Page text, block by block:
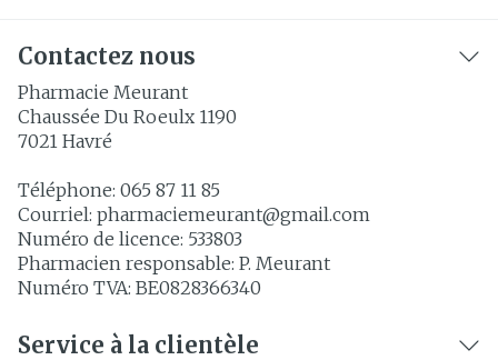
Contactez nous
Pharmacie Meurant
Chaussée Du Roeulx 1190
7021 Havré
Téléphone: 065 87 11 85
Courriel: pharmaciemeurant@gmail.com
Numéro de licence: 533803
Pharmacien responsable: P. Meurant
Numéro TVA: BE0828366340
Service à la clientèle